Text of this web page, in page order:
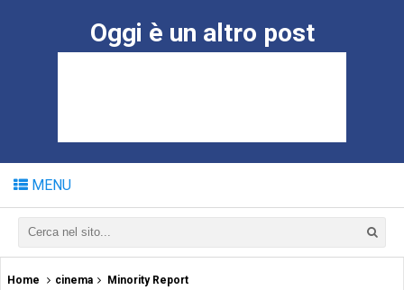
Oggi è un altro post
MENU
Home cinema Minority Report